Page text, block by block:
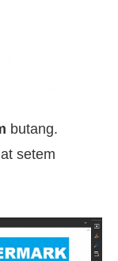
butang.
setem